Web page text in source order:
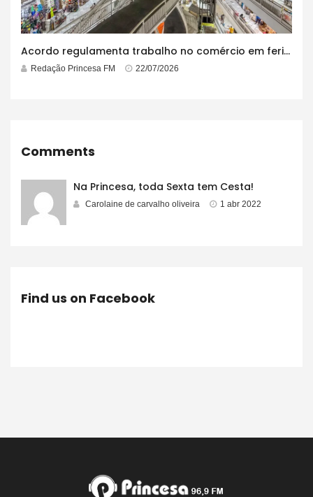
Acordo regulamenta trabalho no comércio em feriados
Redação Princesa FM 22/07/2026
Comments
Na Princesa, toda Sexta tem Cesta!
Carolaine de carvalho oliveira 1 abr 2022
Find us on Facebook